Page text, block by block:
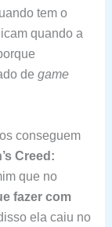
tem o
quando a
de game
conseguem
Creed:
que no
fazer com
ela caiu no